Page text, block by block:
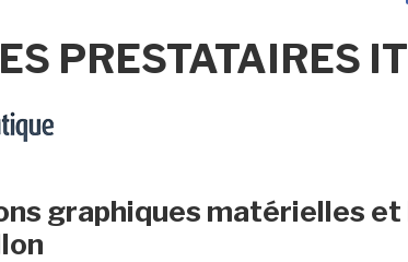
PRESTATAIRES IT
graphiques matérielles et